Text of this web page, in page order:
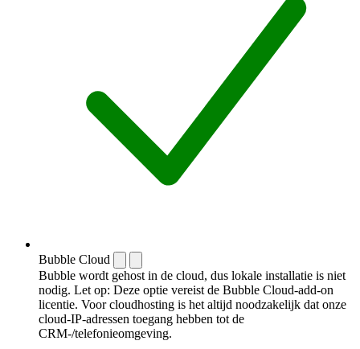
Bubble Cloud
Bubble wordt gehost in de cloud, dus lokale installatie is niet
nodig. Let op: Deze optie vereist de Bubble Cloud-add-on
licentie. Voor cloudhosting is het altijd noodzakelijk dat onze
cloud-IP-adressen toegang hebben tot de
CRM-/telefonieomgeving.